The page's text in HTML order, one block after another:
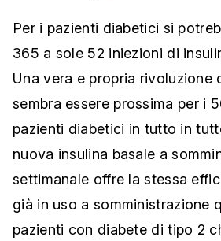
Per i pazienti diabetici si
365 a sole 52 iniezioni di
Una vera e propria rivoluzione
sembra essere prossima per i
pazienti diabetici in tutto in
nuova insulina basale a
settimanale offre la stessa
già in uso a somministrazione
pazienti con diabete di tipo 2